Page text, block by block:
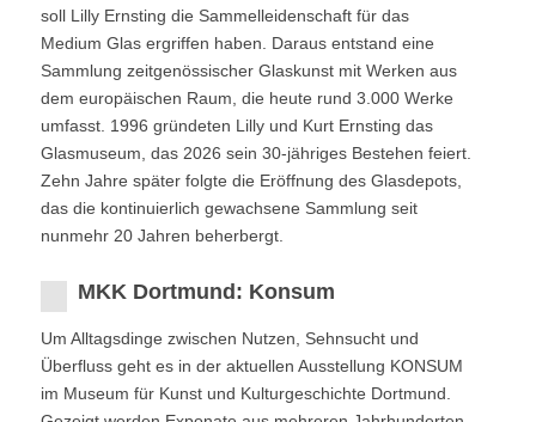
soll Lilly Ernsting die Sammelleidenschaft für das
Medium Glas ergriffen haben. Daraus entstand eine
Sammlung zeitgenössischer Glaskunst mit Werken aus
dem europäischen Raum, die heute rund 3.000 Werke
umfasst. 1996 gründeten Lilly und Kurt Ernsting das
Glasmuseum, das 2026 sein 30-jähriges Bestehen feiert.
Zehn Jahre später folgte die Eröffnung des Glasdepots,
das die kontinuierlich gewachsene Sammlung seit
nunmehr 20 Jahren beherbergt.
MKK Dortmund: Konsum
Um Alltagsdinge zwischen Nutzen, Sehnsucht und
Überfluss geht es in der aktuellen Ausstellung KONSUM
im Museum für Kunst und Kulturgeschichte Dortmund.